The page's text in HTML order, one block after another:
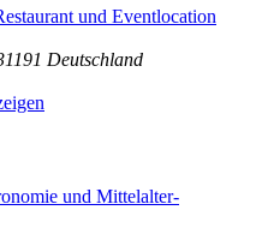
und Eventlocation
Deutschland
und Mittelalter-